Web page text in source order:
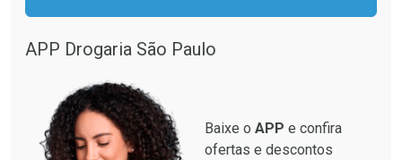
APP Drogaria São Paulo
Baixe o APP e confira
ofertas e descontos